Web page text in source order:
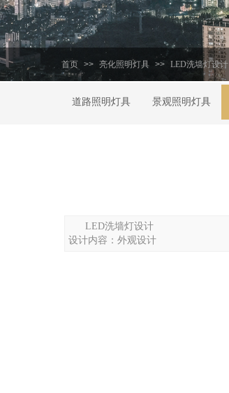
首页 >> 亮化照明灯具 >> LED洗墙灯设计
道路照明灯具 景观照明灯具
LED洗墙灯设计
设计内容：外观设计